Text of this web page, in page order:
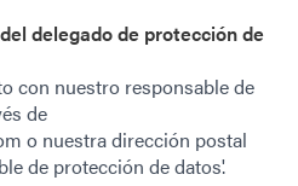
delegado de protección de
con nuestro responsable de
de
o nuestra dirección postal
de protección de datos'.